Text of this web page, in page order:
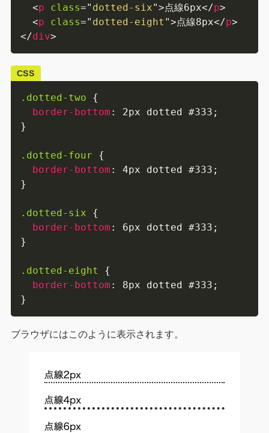
<p class=" dotted-six">点線6px</p>
<p class=" dotted-eight ">点線8px</p>
</div>
CSS
.dotted-two
{
border-bottom : 2px dotted #333 ;
}
.dotted-four
{
border-bottom : 4px dotted #333 ;
}
.dotted-six
{
border-bottom : 6px dotted #333 ;
}
.dotted-eight
{
border-bottom : 8px dotted #333 ;
}
ブラウザにはこのように表示されます。